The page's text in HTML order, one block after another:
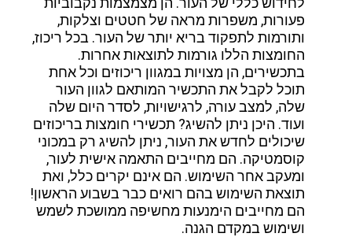
פעורות, משפרות מראה של חטטים וצלקות,
ותורמות לתפקוד בריא יותר של העור. בכל ריכוז,
החומצות הללו גורמות לתוצאות אחרות.
בתכשירים, הן מצויות במגוון ריכוזים וכל אחת
תוכל לקבל את התכשיר המותאם לגוון העור
שלה, למצב עורה, לרגישויות, לסדר היום שלה
ועוד. היכן ניתן להשיג? תכשירי חומצות בריכוזים
שיכולים לחדש את העור, ניתן להשיג רק במכוני
קוסמטיקה. הם מחייבים התאמה אישית לעור,
ומעקב אחר השימוש. הם אינם יקרים כלל, ואת
תוצאת השימוש בהם רואים כבר בשבוע הראשון!
הם מחייבים הימנעות מחשיפה ממושכת לשמש
ושימוש במקדם הגנה.